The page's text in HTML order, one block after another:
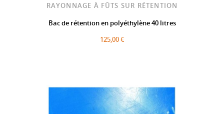
RAYONNAGE À FÛTS SUR RÉTENTION
Bac de rétention en polyéthylène 40 litres
125,00 €